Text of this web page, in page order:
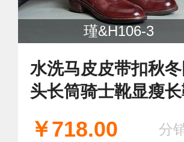
瑾&H106-3
水洗马皮皮带扣秋冬
头长筒骑士靴显瘦
￥718.00 分